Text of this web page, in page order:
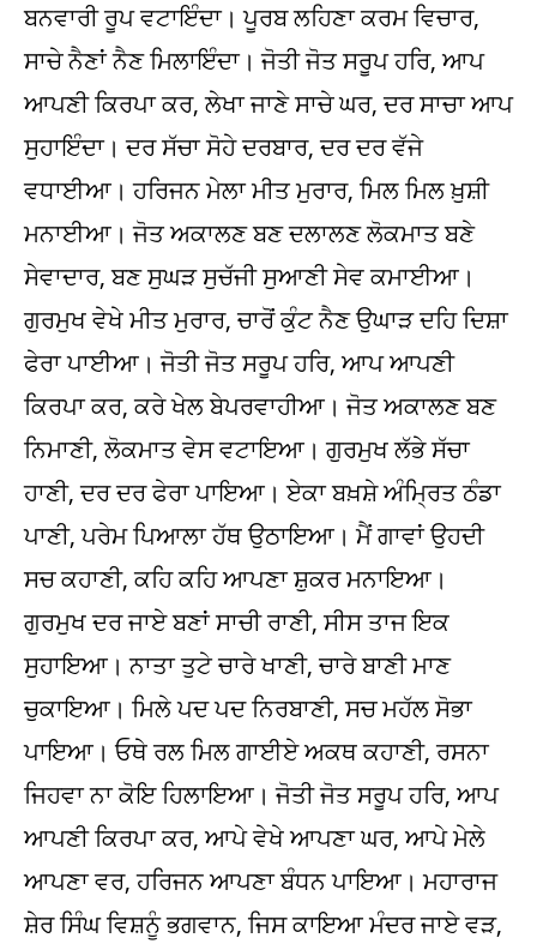
ਬਨਵਾਰੀ ਰੂਪ ਵਟਾਇੰਦਾ। ਪੂਰਬ ਲਹਿਣਾ ਕਰਮ ਵਿਚਾਰ,
ਸਾਚੇ ਨੈਣਾਂ ਨੈਣ ਮਿਲਾਇੰਦਾ। ਜੋਤੀ ਜੋਤ ਸਰੂਪ ਹਰਿ, ਆਪ
ਆਪਣੀ ਕਿਰਪਾ ਕਰ, ਲੇਖਾ ਜਾਣੇ ਸਾਚੇ ਘਰ, ਦਰ ਸਾਚਾ ਆਪ
ਸੁਹਾਇੰਦਾ। ਦਰ ਸੱਚਾ ਸੋਹੇ ਦਰਬਾਰ, ਦਰ ਦਰ ਵੱਜੇ
ਵਧਾਈਆ। ਹਰਿਜਨ ਮੇਲਾ ਮੀਤ ਮੁਰਾਰ, ਮਿਲ ਮਿਲ ਖ਼ੁਸ਼ੀ
ਮਨਾਈਆ। ਜੋਤ ਅਕਾਲਣ ਬਣ ਦਲਾਲਣ ਲੋਕਮਾਤ ਬਣੇ
ਸੇਵਾਦਾਰ, ਬਣ ਸੁਘੜ ਸੁਚੱਜੀ ਸੁਆਣੀ ਸੇਵ ਕਮਾਈਆ।
ਗੁਰਮੁਖ ਵੇਖੇ ਮੀਤ ਮੁਰਾਰ, ਚਾਰੋਂ ਕੁੰਟ ਨੈਣ ਉਘਾੜ ਦਹਿ ਦਿਸ਼ਾ
ਫੇਰਾ ਪਾਈਆ। ਜੋਤੀ ਜੋਤ ਸਰੂਪ ਹਰਿ, ਆਪ ਆਪਣੀ
ਕਿਰਪਾ ਕਰ, ਕਰੇ ਖੇਲ ਬੇਪਰਵਾਹੀਆ। ਜੋਤ ਅਕਾਲਣ ਬਣ
ਨਿਮਾਣੀ, ਲੋਕਮਾਤ ਵੇਸ ਵਟਾਇਆ। ਗੁਰਮੁਖ ਲੱਭੇ ਸੱਚਾ
ਹਾਣੀ, ਦਰ ਦਰ ਫੇਰਾ ਪਾਇਆ। ਏਕਾ ਬਖ਼ਸ਼ੇ ਅੰਮ੍ਰਿਤ ਠੰਡਾ
ਪਾਣੀ, ਪਰੇਮ ਪਿਆਲਾ ਹੱਥ ਉਠਾਇਆ। ਮੈਂ ਗਾਵਾਂ ਉਹਦੀ
ਸਚ ਕਹਾਣੀ, ਕਹਿ ਕਹਿ ਆਪਣਾ ਸ਼ੁਕਰ ਮਨਾਇਆ।
ਗੁਰਮੁਖ ਦਰ ਜਾਏ ਬਣਾਂ ਸਾਚੀ ਰਾਣੀ, ਸੀਸ ਤਾਜ ਇਕ
ਸੁਹਾਇਆ। ਨਾਤਾ ਤੁਟੇ ਚਾਰੇ ਖਾਣੀ, ਚਾਰੇ ਬਾਣੀ ਮਾਣ
ਚੁਕਾਇਆ। ਮਿਲੇ ਪਦ ਪਦ ਨਿਰਬਾਣੀ, ਸਚ ਮਹੱਲ ਸੋਭਾ
ਪਾਇਆ। ਓਥੇ ਰਲ ਮਿਲ ਗਾਈਏ ਅਕਥ ਕਹਾਣੀ, ਰਸਨਾ
ਜਿਹਵਾ ਨਾ ਕੋਇ ਹਿਲਾਇਆ। ਜੋਤੀ ਜੋਤ ਸਰੂਪ ਹਰਿ, ਆਪ
ਆਪਣੀ ਕਿਰਪਾ ਕਰ, ਆਪੇ ਵੇਖੇ ਆਪਣਾ ਘਰ, ਆਪੇ ਮੇਲੇ
ਆਪਣਾ ਵਰ, ਹਰਿਜਨ ਆਪਣਾ ਬੰਧਨ ਪਾਇਆ। ਮਹਾਰਾਜ
ਸ਼ੇਰ ਸਿੰਘ ਵਿਸ਼ਨੂੰ ਭਗਵਾਨ, ਜਿਸ ਕਾਇਆ ਮੰਦਰ ਜਾਏ ਵੜ,